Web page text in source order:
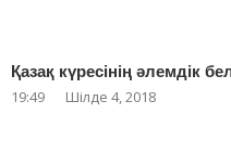
Қазақ күресінің әлемдік
19:49 Шілде 4, 2018